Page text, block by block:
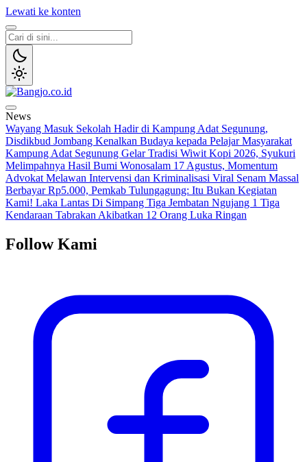
Lewati ke konten
Bangjo.co.id
Berani, Tegas, Terpercaya
News
Wayang Masuk Sekolah Hadir di Kampung Adat Segunung,
Disdikbud Jombang Kenalkan Budaya kepada PelajarMasyarakat
Kampung Adat Segunung Gelar Tradisi Wiwit Kopi 2026, Syukuri
Melimpahnya Hasil Bumi Wonosalam 17 Agustus, Momentum
Advokat Melawan Intervensi dan Kriminalisasi Viral Senam Massal
Berbayar Rp5.000, Pemkab Tulungagung: Itu Bukan Kegiatan
Kami! Laka Lantas Di Simpang Tiga Jembatan Ngujang 1 Tiga
Kendaraan Tabrakan Akibatkan 12 Orang Luka Ringan
Follow Kami